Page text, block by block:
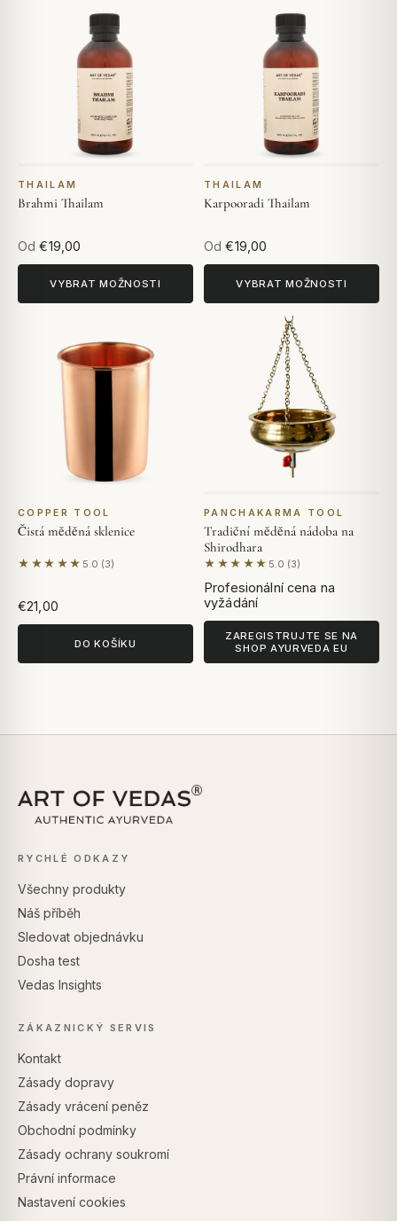
THAILAM
Brahmi Thailam
Od €19,00
VYBRAT MOŽNOSTI
THAILAM
Karpooradi Thailam
Od €19,00
VYBRAT MOŽNOSTI
COPPER TOOL
Čistá měděná sklenice
★★★★★ 5.0 (3)
Na základě 3 hodnocení
€21,00
DO KOŠÍKU
PANCHAKARMA TOOL
Tradiční měděná nádoba na
Shirodhara
★★★★★ 5.0 (3)
Na základě 3 hodnocení
Profesionální cena na
vyžádání
ZAREGISTRUJTE SE NA
SHOP AYURVEDA EU
RYCHLÉ ODKAZY
Všechny produkty
Náš příběh
Sledovat objednávku
Dosha test
Vedas Insights
ZÁKAZNICKÝ SERVIS
Kontakt
Zásady dopravy
Zásady vrácení peněz
Obchodní podmínky
Zásady ochrany soukromí
Právní informace
Nastavení cookies